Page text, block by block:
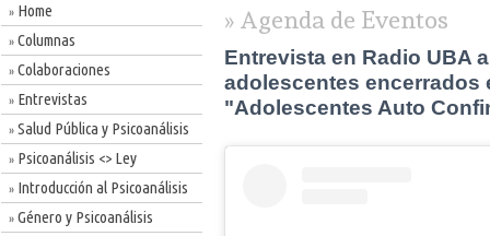
» Home
» Columnas
» Colaboraciones
» Entrevistas
» Salud Pública y Psicoanálisis
» Psicoanálisis <> Ley
» Introducción al Psicoanálisis
» Género y Psicoanálisis
» Agenda de Eventos
Entrevista en Radio UBA
adolescentes encerrados
"Adolescentes Auto